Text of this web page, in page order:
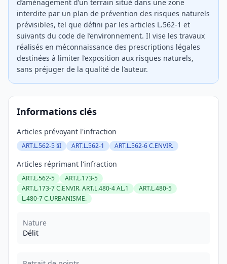
d’aménagement d’un terrain situé dans une zone
interdite par un plan de prévention des risques naturels
prévisibles, tel que défini par les articles L.562-1 et
suivants du code de l’environnement. Il vise les travaux
réalisés en méconnaissance des prescriptions légales
destinées à limiter l’exposition aux risques naturels,
sans préjuger de la qualité de l’auteur.
Informations clés
Articles prévoyant l'infraction
ART.L.562-5 §I ART.L.562-1 ART.L.562-6 C.ENVIR.
Articles réprimant l'infraction
ART.L.562-5
ART.L.173-5
ART.L.173-7 C.ENVIR. ART.L.480-4 AL.1
ART.L.480-5
L.480-7 C.URBANISME.
Nature
Délit